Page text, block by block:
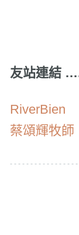
友站連結
RiverBien
蔡頌輝牧師